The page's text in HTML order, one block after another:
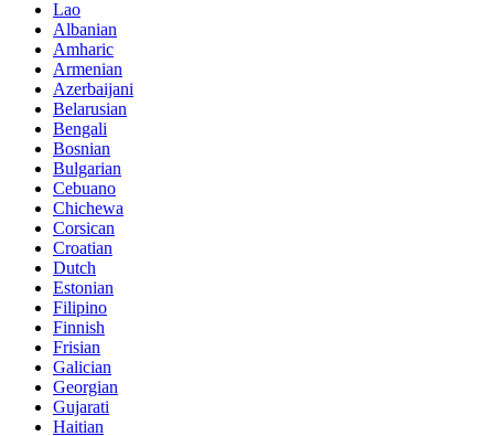
Lao
Albanian
Amharic
Armenian
Azerbaijani
Belarusian
Bengali
Bosnian
Bulgarian
Cebuano
Chichewa
Corsican
Croatian
Dutch
Estonian
Filipino
Finnish
Frisian
Galician
Georgian
Gujarati
Haitian